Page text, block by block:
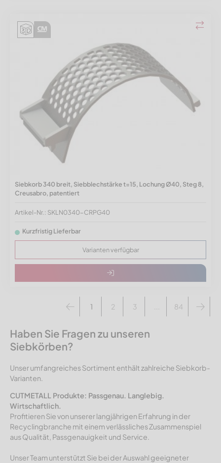
Siebkorb 340 breit, Siebblechstärke t=15, Lochung Ø40, Steg 8,
Creusabro, patentiert
Artikel-Nr.: SKLN0340-CRPG40
Kurzfristig Lieferbar
Varianten verfügbar
1 2 3 84
Haben Sie Fragen zu unseren
Siebkörben?
Unser umfangreiches Sortiment enthält zahlreiche Siebkorb-
Varianten.
CUTMETALL Produkte: Passgenau. Langlebig.
Wirtschaftlich.
Profitieren Sie von unserer langjährigen Erfahrung in der
Recyclingbranche mit einem verlässliches Zusammenspiel
aus Qualität, Passgenauigkeit und Service.
Unser Team unterstützt Sie bei der Auswahl geeigneter